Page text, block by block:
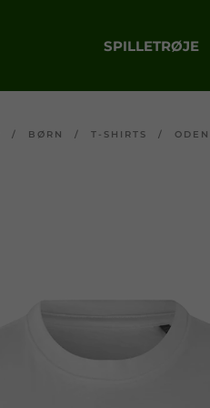
SPILLETRØJE
/ BØRN /T-SHIRTS /